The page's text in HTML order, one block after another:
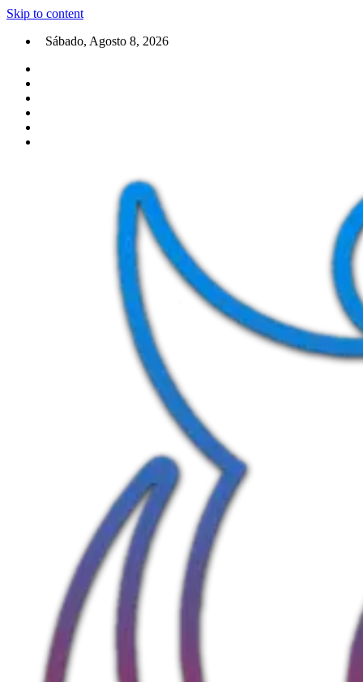
Skip to content
Sábado, Agosto 8, 2026